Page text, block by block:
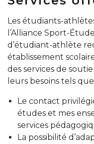
Les étudiants-
l’Alliance Sport-
d’étudiant-athlète
établissement
des services de
leurs besoins tels que
Le contact
études et mes
services
La possibilité